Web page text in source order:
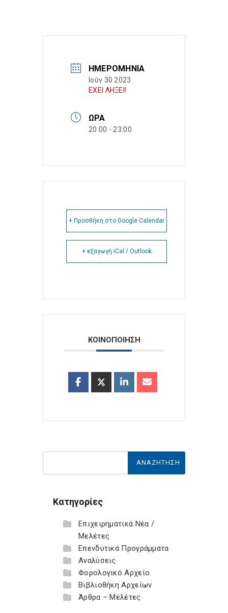
ΗΜΕΡΟΜΗΝΊΑ
Ιούν 30 2023
ΕΧΕΙ ΛΗΞΕΙ!
ΏΡΑ
20:00 - 23:00
+ Προσθήκη στο Google Calendar
+ εξαγωγή iCal / Outlook
ΚΟΙΝΟΠΟΙΗΣΗ
Κατηγορίες
Επιχειρηματικά Νέα /
Μελέτες
Επενδυτικά Προγράμματα
Αναλύσεις
Φορολογικό Αρχείο
Βιβλιοθήκη Αρχείων
Άρθρα – Μελέτες